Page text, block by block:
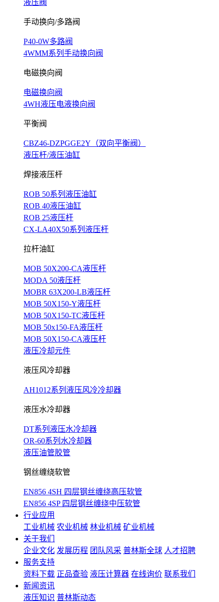
液压阀
手动换向/多路阀
P40-0W多路阀
4WMM系列手动换向阀
电磁换向阀
电磁换向阀
4WH液压电液换向阀
平衡阀
CBZ46-DZPGGE2Y（双向平衡阀）
液压杆/液压油缸
焊接液压杆
ROB 50系列液压油缸
ROB 40液压油缸
ROB 25液压杆
CX-LA40X50系列液压杆
拉杆油缸
MOB 50X200-CA液压杆
MODA 50液压杆
MOBR 63X200-LB液压杆
MOB 50X150-Y液压杆
MOB 50X150-TC液压杆
MOB 50x150-FA液压杆
MOB 50X150-CA液压杆
液压冷却元件
液压风冷却器
AH1012系列液压风冷冷却器
液压水冷却器
DT系列液压水冷却器
OR-60系列水冷却器
液压油管胶管
钢丝缠绕软管
EN856 4SH 四层钢丝缠绕高压软管
EN856 4SP 四层钢丝缠绕中压软管
行业应用
工业机械 农业机械 林业机械 矿业机械
关于我们
企业文化 发展历程 团队风采 普林斯全球 人才招聘
服务支持
资料下载 正品查验 液压计算器 在线询价 联系我们
新闻资讯
液压知识 普林斯动态